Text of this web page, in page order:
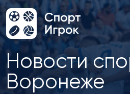
Новости
Воронеже